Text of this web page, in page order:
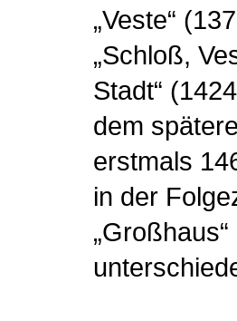
„Veste“
„Schloß,
Stadt“
dem
erstmals
in der